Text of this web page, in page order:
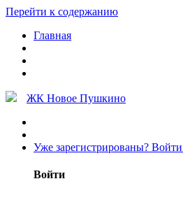
Перейти к содержанию
Главная
ЖК Новое Пушкино
Уже зарегистрированы? Войти
Войти